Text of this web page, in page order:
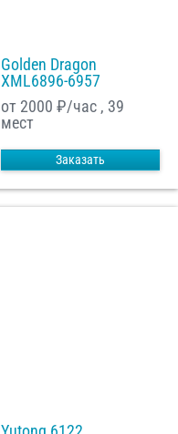
Golden Dragon
XML6896-6957
от 2000 ₽/час , 39
мест
Заказать